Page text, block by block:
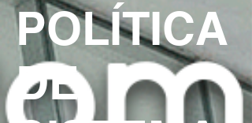
POLÍTICA
DE